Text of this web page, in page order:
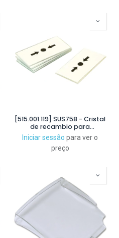
[515.001.119] SUS758 - Cristal
de recambio para
pulsadores de las series MCP
y CP. Pack 5u.
Iniciar sessão para ver o
preço